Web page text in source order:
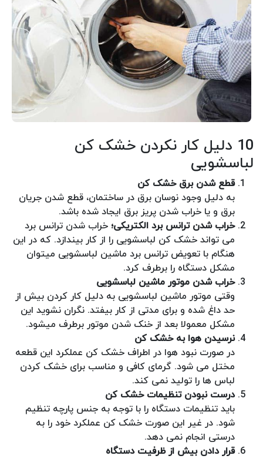
10 دلیل کار نکردن خشک کن
لباسشویی
قطع شدن برق خشک کن
به دلیل وجود نوسان برق در ساختمان، قطع شدن جریان
برق و یا خراب شدن پریز برق ایجاد شده باشد.
خراب شدن ترانس برد الکتریکی؛ خراب شدن ترانس برد
می تواند خشک کن لباسشویی را از کار بیندازد. که در این
هنگام با تعویض ترانس برد ماشین لباسشویی میتوان
مشکل دستگاه را برطرف کرد.
خراب شدن موتور ماشین لباسشویی
وقتی موتور ماشین لباسشویی به دلیل کار کردن بیش از
حد داغ شده و برای مدتی از کار بیفتد. نگران نشوید این
مشکل معمولا بعد از خنک شدن موتور برطرف میشود.
نرسیدن هوا به خشک کن
در صورت نبود هوا در اطراف خشک کن عملکرد این قطعه
مختل می شود. گرمای کافی و مناسب برای خشک کردن
لباس ها را تولید نمی کند.
درست نبودن تنظیمات خشک کن
باید تنظیمات دستگاه را با توجه به جنس پارچه تنظیم
شود. در غیر این صورت خشک کن عملکرد خود را به
درستی انجام نمی دهد.
قرار دادن بیش از ظرفیت دستگاه